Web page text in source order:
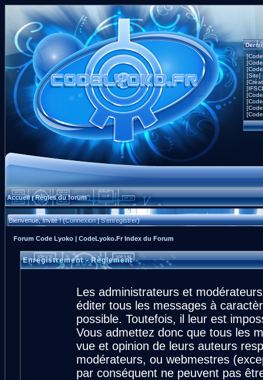
[Site]
Accueil|Règles du forum
Bienvenue, Invité ! (Connexion|S'enregistrer)
Forum Code Lyoko | CodeLyoko.Fr Index du Forum
Enregistrement - Règlement
Les administrateurs et
éditer tous les messages à
possible. Toutefois, il leur est
Vous admettez donc que tous les
vue et opinion de leurs auteurs
modérateurs, ou webmestres
par conséquent ne peuvent pas